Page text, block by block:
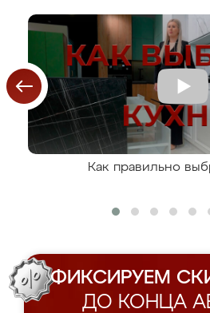
Как правильно
ФИКСИРУЕМ
ДО КОНЦА